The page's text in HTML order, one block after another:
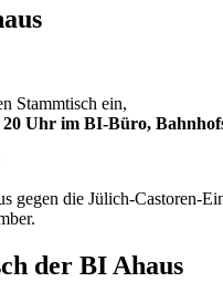
Stammtisch ein,
20 Uhr im BI-Büro,
gegen die Jülich-Castoren-
der BI Ahaus